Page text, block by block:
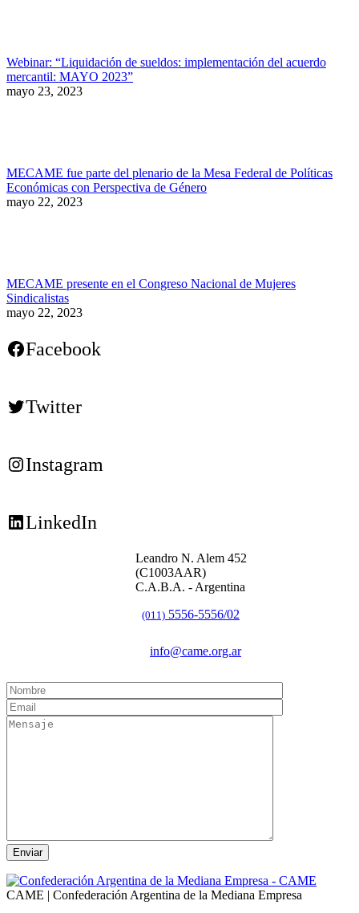
Webinar: “Liquidación de sueldos: implementación del acuerdo
mercantil: MAYO 2023”
mayo 23, 2023
MECAME fue parte del plenario de la Mesa Federal de Políticas
Económicas con Perspectiva de Género
mayo 22, 2023
MECAME presente en el Congreso Nacional de Mujeres
Sindicalistas
mayo 22, 2023
Facebook
Twitter
Instagram
LinkedIn
Leandro N. Alem 452
(C1003AAR)
C.A.B.A. - Argentina
(011) 5556-5556/02
info@came.org.ar
CAME | Confederación Argentina de la Mediana Empresa